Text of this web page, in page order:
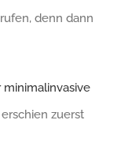
denn dann
minimalinvasive
erschien zuerst